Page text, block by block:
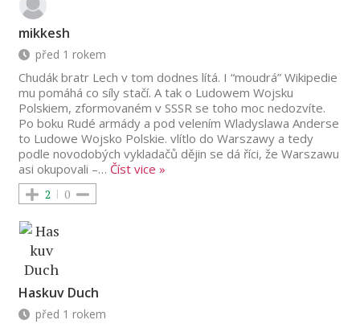
mikkesh
před 1 rokem
Chudák bratr Lech v tom dodnes lítá. I “moudrá” Wikipedie
mu pomáhá co síly stačí. A tak o Ludowem Wojsku
Polskiem, zformovaném v SSSR se toho moc nedozvíte.
Po boku Rudé armády a pod velením Wladyslawa Anderse
to Ludowe Wojsko Polskie. vlítlo do Warszawy a tedy
podle novodobých vykladačů dějin se dá říci, že Warszawu
asi okupovali –… Číst vice »
2 0
Haskuv Duch
před 1 rokem